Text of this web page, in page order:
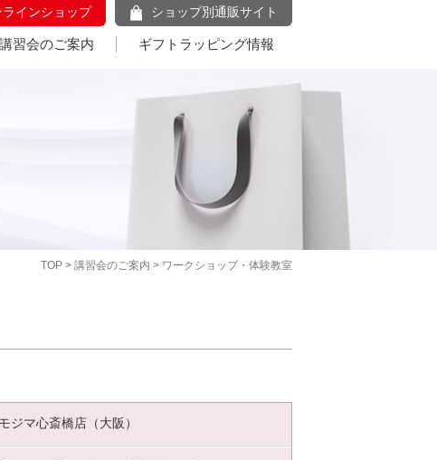
インショップ ショップ別通販サイト
講習会のご案内 ギフトラッピング情報
TOP > 講習会のご案内 > ワークショップ・体験教室
ジマ心斎橋店（大阪）